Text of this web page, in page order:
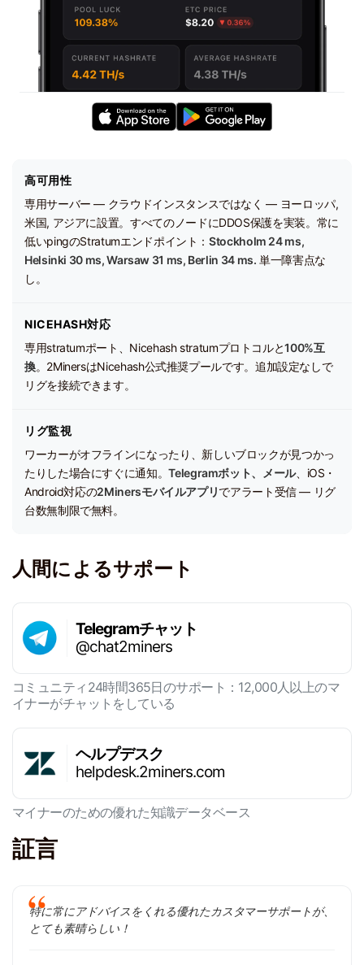
高可用性
専用サーバー — クラウドインスタンスではなく — ヨーロッパ,
米国, アジアに設置。すべてのノードにDDOS保護を実装。常に
低いpingのStratumエンドポイント：Stockholm 24 ms,
Helsinki 30 ms, Warsaw 31 ms, Berlin 34 ms. 単一障害点な
し。
NICEHASH対応
専用stratumポート、Nicehash stratumプロトコルと100%互
換。2MinersはNicehash公式推奨プールです。追加設定なしで
リグを接続できます。
リグ監視
ワーカーがオフラインになったり、新しいブロックが見つかっ
たりした場合にすぐに通知。Telegramボット、メール、iOS・
Android対応の2Minersモバイルアプリでアラート受信 — リグ
台数無制限で無料。
人間によるサポート
Telegramチャット
@chat2miners
コミュニティ24時間365日のサポート：12,000人以上のマ
イナーがチャットをしている
ヘルプデスク
helpdesk.2miners.com
マイナーのための優れた知識データベース
証言
特に常にアドバイスをくれる優れたカスタマーサポートが、
とても素晴らしい！